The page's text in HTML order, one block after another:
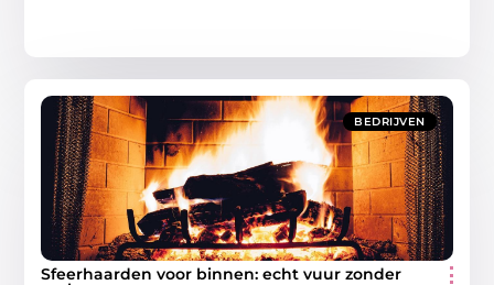
BEDRIJVEN
Sfeerhaarden voor binnen: echt vuur zonder